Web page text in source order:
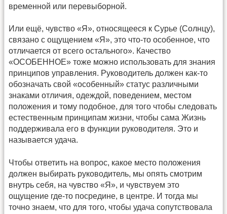
временной или перевыборной.
Или ещё, чувство «Я», относящееся к Сурье (Солнцу),
связано с ощущением «Я», это что-то особенное, что
отличается от всего остального». Качество
«ОСОБЕННОЕ» тоже можно использовать для знания
принципов управления. Руководитель должен как-то
обозначать свой «особенный» статус различными
знаками отличия, одеждой, поведением, местом
положения и тому подобное, для того чтобы следовать
естественным принципам жизни, чтобы сама Жизнь
поддерживала его в функции руководителя. Это и
называется удача.
Чтобы ответить на вопрос, какое место положения
должен выбирать руководитель, мы опять смотрим
внутрь себя, на чувство «Я», и чувствуем это
ощущение где-то посредине, в центре. И тогда мы
точно знаем, что для того, чтобы удача сопутствовала